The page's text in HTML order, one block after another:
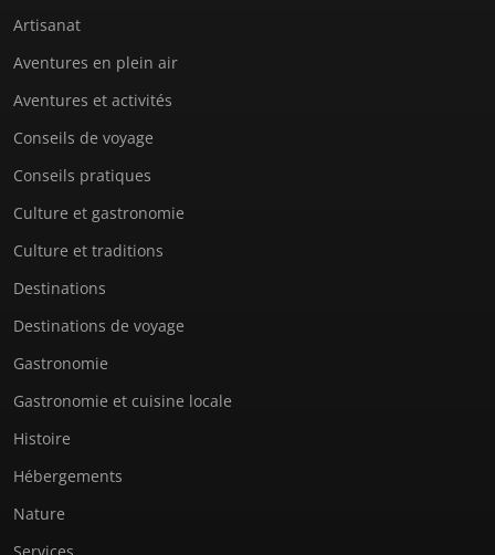
Artisanat
Aventures en plein air
Aventures et activités
Conseils de voyage
Conseils pratiques
Culture et gastronomie
Culture et traditions
Destinations
Destinations de voyage
Gastronomie
Gastronomie et cuisine locale
Histoire
Hébergements
Nature